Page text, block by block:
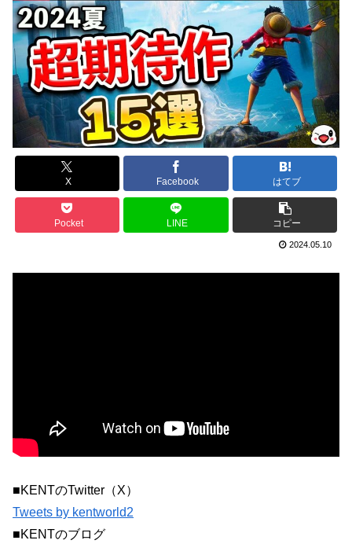
X Facebook はてブ
Pocket LINE コピー
2024.05.10
■KENTのTwitter（X）
Tweets by kentworld2
■KENTのブログ